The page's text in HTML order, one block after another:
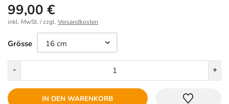
99,00 €
inkl. MwSt. / zzgl. Versandkosten
Grösse
- +
IN DEN WARENKORB